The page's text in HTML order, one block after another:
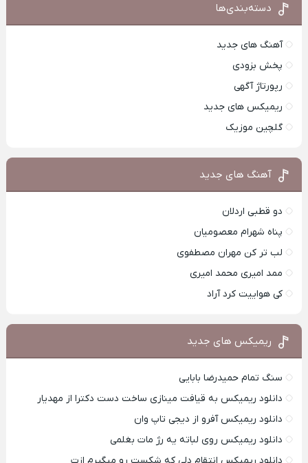
دسته‌بندی‌ها
آهنگ های جدید
پخش بزودی
رپورتاژ آگهی
ریمیکس های جدید
گلچین موزیک
آهنگ های جدید
دو قطبی اردلان
پناه شهرام معصومیان
لب تر کن مهران مصطفوی
ممد امیری محمد امیری
کی هواییت کرد آراد
ریمیکس های جدید
سنگ تمام حمیدرضا بابایی
دانلود ریمیکس به قیافت مینازی ساخت دست دکترا از مهدیار
دانلود ریمیکس آفرو از ديجی تاپ وان
دانلود ریمیکس روی لباته یه رژ مات بغلمی
دانلود ریمیکس انتقام دلی که شکست رو میگیرم ازت